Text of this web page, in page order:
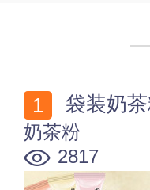
袋装奶
奶茶粉
2817